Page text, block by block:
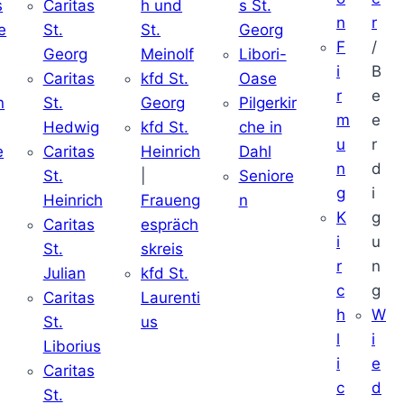
Caritas
St.
Georg
Caritas
St.
Hedwig
Caritas
St.
Heinrich
Caritas
St.
Julian
Caritas
St.
Liborius
Caritas
St.
h und
St.
Meinolf
kfd St.
Georg
kfd St.
Heinrich
Fraueng
espräch
skreis
kfd St.
Laurenti
us
s St.
Georg
Libori-
Oase
Pilgerkir
che in
Dahl
Seniore
n
n
F
i
r
m
u
n
g
K
i
r
c
h
l
i
c
r
/
B
e
e
r
d
i
g
u
n
g
W
i
e
d